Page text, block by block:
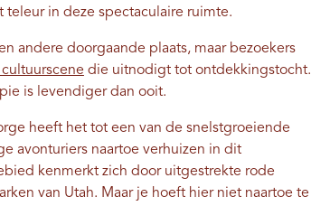
in deze spectaculaire ruimte.
andere doorgaande plaats, maar bezoekers
die uitnodigt tot ontdekkingstocht.
is levendiger dan ooit.
heeft het tot een van de snelstgroeiende
avonturiers naartoe verhuizen in dit
kenmerkt zich door uitgestrekte rode
van Utah. Maar je hoeft hier niet naartoe te